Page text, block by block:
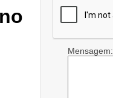
Mensagem: